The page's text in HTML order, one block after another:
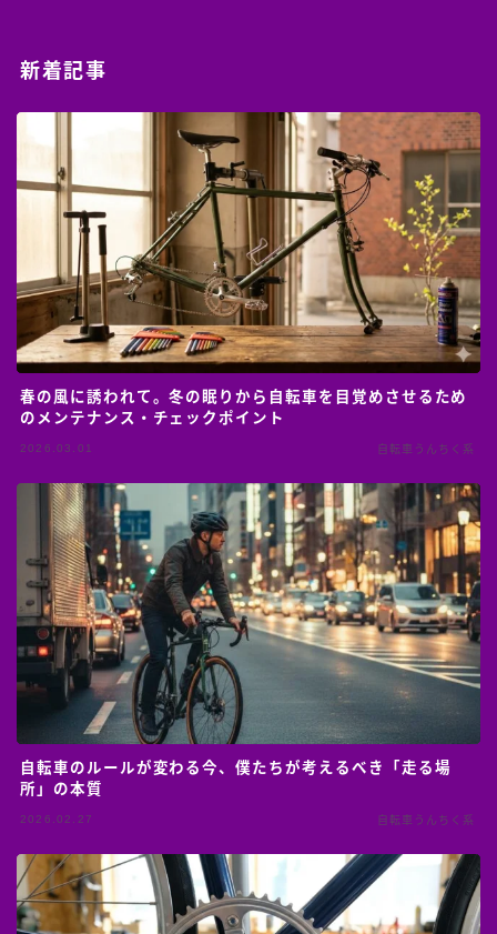
新着記事
春の風に誘われて。冬の眠りから自転車を目覚めさせるため
のメンテナンス・チェックポイント
2026.03.01 自転車うんちく系
自転車のルールが変わる今、僕たちが考えるべき「走る場
所」の本質
2026.02.27 自転車うんちく系